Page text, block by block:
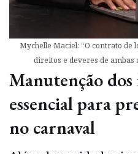
Mychelle Maciel: “O contrato de
direitos e deveres de ambas
Manutenção dos
essencial para
no carnaval